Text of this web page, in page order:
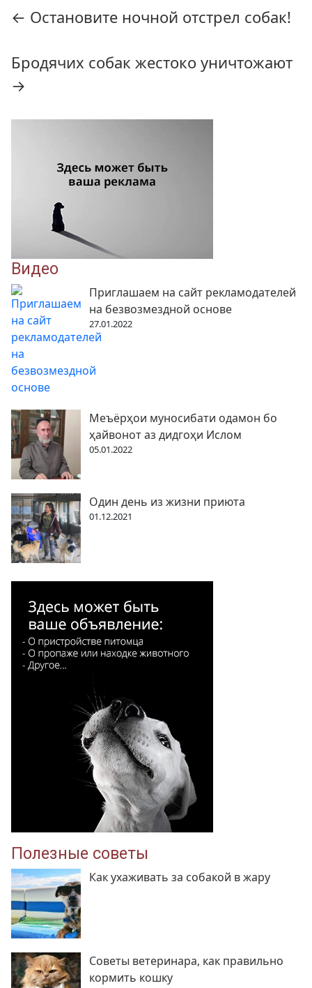
по
← Остановите ночной отстрел собак!
Бродячих собак жестоко уничтожают
→
Видео
Приглашаем на сайт рекламодателей
на безвозмездной основе
27.01.2022
Меъёрҳои муносибати одамон бо
ҳайвонот аз дидгоҳи Ислом
05.01.2022
Один день из жизни приюта
01.12.2021
Полезные советы
Как ухаживать за собакой в жару
Советы ветеринара, как правильно
кормить кошку